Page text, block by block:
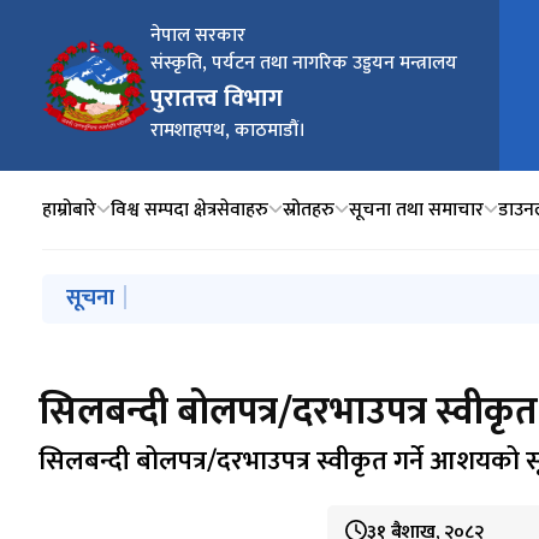
नेपाल सरकार
संस्कृति, पर्यटन तथा नागरिक उड्डयन मन्त्रालय
पुरातत्त्व विभाग
रामशाहपथ, काठमाडौं।
हाम्रोबारे विश्व सम्पदा क्षेत्रसेवाहरु स्रोतहरु सूचना तथा समाचार
मुख्य नेभिगेसनमा जानुहोस्
सूचना
सिलबन्दी बोलपत्र/दरभाउपत्र
सिलबन्दी बोलपत्र/दरभाउपत्र स्वीकृत गर्ने आशयको
३१ बैशाख, २०८२